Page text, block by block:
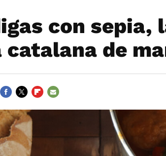
con sepia,
catalana de